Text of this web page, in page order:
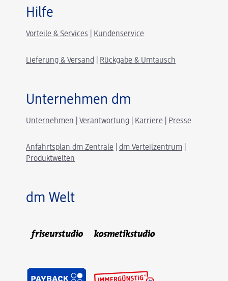
Hilfe
Vorteile & Services Kundenservice
Lieferung & Versand Rückgabe & Umtausch
Unternehmen dm
Unternehmen Verantwortung Karriere Presse
Anfahrtsplan dm Zentrale dm Verteilzentrum
Produktwelten
dm Welt